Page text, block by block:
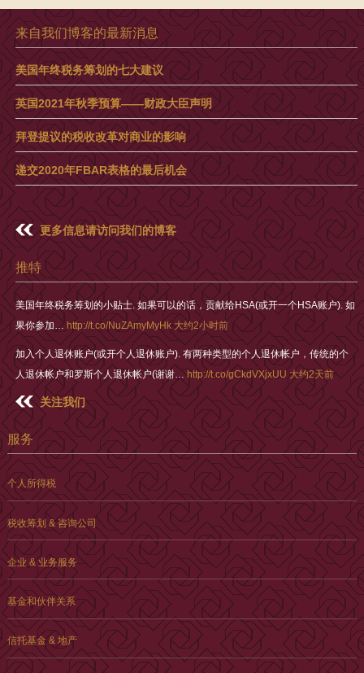
来自我们博客的最新消息
美国年终税务筹划的七大建议
英国2021年秋季预算——财政大臣声明
拜登提议的税收改革对商业的影响
递交2020年FBAR表格的最后机会
更多信息请访问我们的博客
推特
美国年终税务筹划的小贴士. 如果可以的话，贡献给HSA(或开一个HSA账户). 如
果你参加… http://t.co/NuZAmyMyHk 大约2小时前
加入个人退休账户(或开个人退休账户). 有两种类型的个人退休帐户，传统的个
人退休帐户和罗斯个人退休帐户(谢谢…http://t.co/gCkdVXjxUU 大约2天前
关注我们
服务
个人所得税
税收筹划 & 咨询公司
企业 & 业务服务
基金和伙伴关系
信托基金 & 地产